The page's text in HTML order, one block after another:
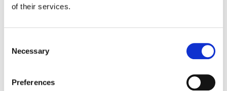
of their services.
Selection
Necessary
Preferences
Garantivillkor